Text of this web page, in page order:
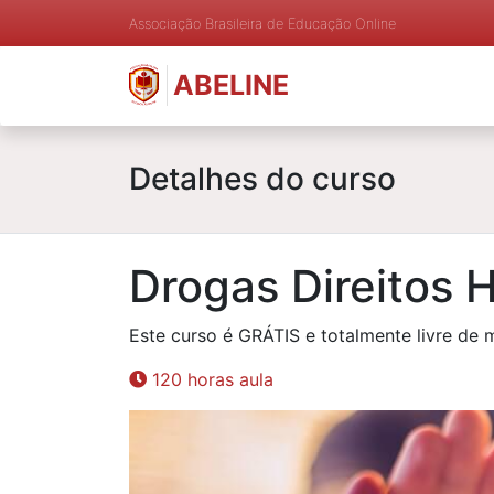
Associação Brasileira de Educação Online
ABELINE
Detalhes do curso
Drogas Direitos
Este curso é GRÁTIS e totalmente livre de
120 horas aula